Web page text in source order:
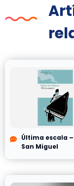
Última escala
San Miguel